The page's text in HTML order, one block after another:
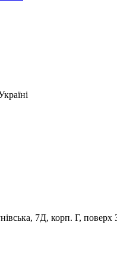
7Д, корп. Г, поверх